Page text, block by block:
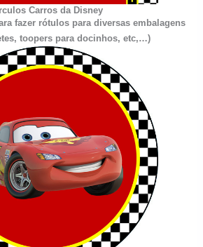
Carros da Disney
fazer rótulos para diversas embalagens
toopers para docinhos, etc,…)